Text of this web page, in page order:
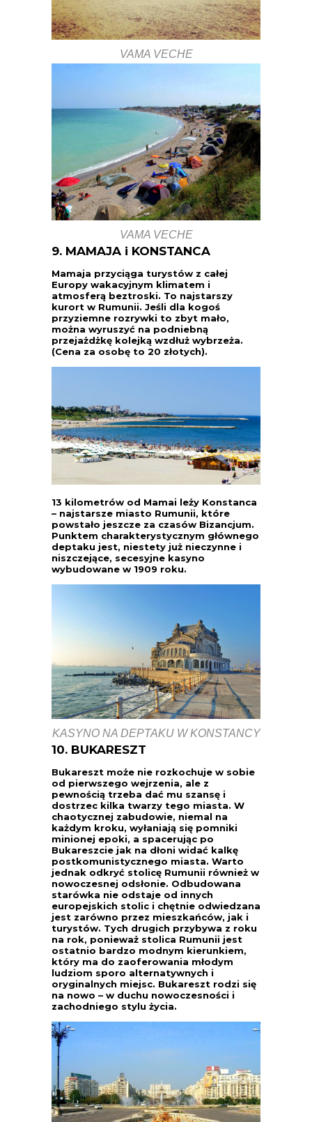
VAMA VECHE
VAMA VECHE
9. MAMAJA i KONSTANCA
Mamaja przyciąga turystów z całej
Europy wakacyjnym klimatem i
atmosferą beztroski. To najstarszy
kurort w Rumunii. Jeśli dla kogoś
przyziemne rozrywki to zbyt mało,
można wyruszyć na podniebną
przejażdżkę kolejką wzdłuż wybrzeża.
(Cena za osobę to 20 złotych).
13 kilometrów od Mamai leży Konstanca
– najstarsze miasto Rumunii, które
powstało jeszcze za czasów Bizancjum.
Punktem charakterystycznym głównego
deptaku jest, niestety już nieczynne i
niszczejące, secesyjne kasyno
wybudowane w 1909 roku.
KASYNO NA DEPTAKU W KONSTANCY
10. BUKARESZT
Bukareszt może nie rozkochuje w sobie
od pierwszego wejrzenia, ale z
pewnością trzeba dać mu szansę i
dostrzec kilka twarzy tego miasta. W
chaotycznej zabudowie, niemal na
każdym kroku, wyłaniają się pomniki
minionej epoki, a spacerując po
Bukareszcie jak na dłoni widać kalkę
postkomunistycznego miasta. Warto
jednak odkryć stolicę Rumunii również w
nowoczesnej odsłonie. Odbudowana
starówka nie odstaje od innych
europejskich stolic i chętnie odwiedzana
jest zarówno przez mieszkańców, jak i
turystów. Tych drugich przybywa z roku
na rok, ponieważ stolica Rumunii jest
ostatnio bardzo modnym kierunkiem,
który ma do zaoferowania młodym
ludziom sporo alternatywnych i
oryginalnych miejsc. Bukareszt rodzi się
na nowo – w duchu nowoczesności i
zachodniego stylu życia.